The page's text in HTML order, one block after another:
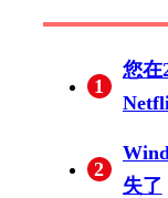
1
您在
2
失了